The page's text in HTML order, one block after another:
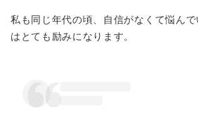
私も同じ年代の頃、自信がなくて悩ん
はとても励みになります。